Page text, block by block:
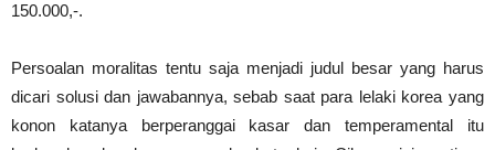
150.000,-.
Persoalan moralitas tentu saja menjadi judul besar yang harus
dicari solusi dan jawabannya, sebab saat para lelaki korea yang
konon katanya berperanggai kasar dan temperamental itu